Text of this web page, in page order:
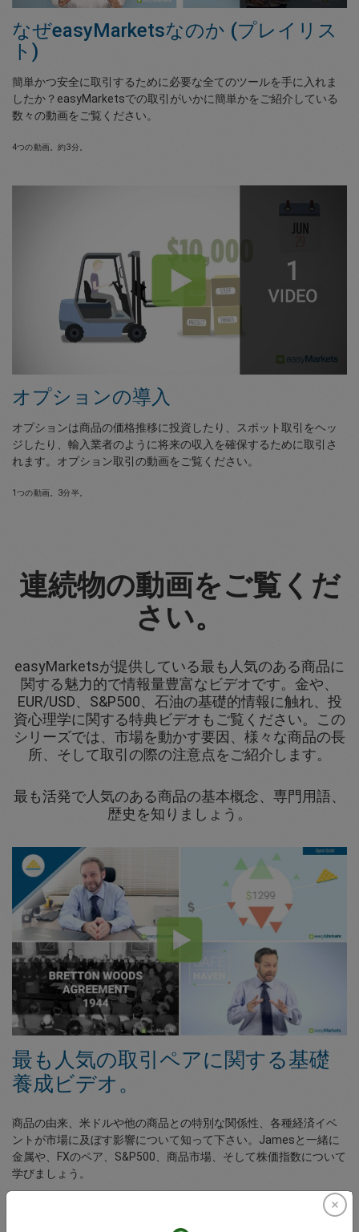
なぜeasyMarketsなのか (プレイリス
ト)
簡単かつ安全に取引するために必要な全てのツールを手に入れま
したか？easyMarketsでの取引がいかに簡単かをご紹介している
数々の動画をご覧ください。
4つの動画。約3分。
オプションの導入
オプションは商品の価格推移に投資したり、スポット取引をヘッ
ジしたり、輸入業者のように将来の収入を確保するために取引さ
れます。オプション取引の動画をご覧ください。
1つの動画。3分半。
連続物の動画をご覧くだ
さい。
easyMarketsが提供している最も人気のある商品に
関する魅力的で情報量豊富なビデオです。金や、
EUR/USD、S&P500、石油の基礎的情報に触れ、投
資心理学に関する特典ビデオもご覧ください。この
シリーズでは、市場を動かす要因、様々な商品の長
所、そして取引の際の注意点をご紹介します。
最も活発で人気のある商品の基本概念、専門用語、
歴史を知りましょう。
最も人気の取引ペアに関する基礎
養成ビデオ。
商品の由来、米ドルや他の商品との特別な関係性、各種経済イベ
ントが市場に及ぼす影響について知って下さい。Jamesと一緒に
金属や、FXのペア、S&P500、商品市場、そして株価指数について
学びましょう。